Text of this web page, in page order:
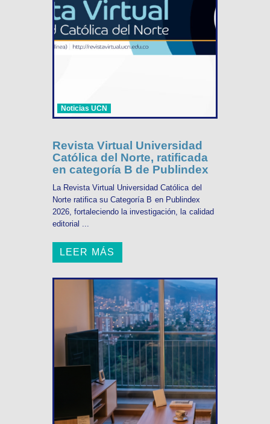
Noticias UCN
Revista Virtual Universidad
Católica del Norte, ratificada
en categoría B de Publindex
La Revista Virtual Universidad Católica del
Norte ratifica su Categoría B en Publindex
2026, fortaleciendo la investigación, la calidad
editorial ...
LEER MÁS